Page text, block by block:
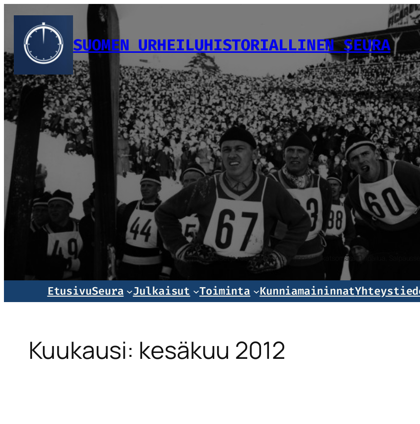
sisältöön
SUOMEN URHEILUHISTORIALLINEN SEURA
Norjalaiset ja ruotsalaiset mäkihyppääjät katsomassa kilpailua,
EtusivuSeura Julkaisut Toiminta Kunniamaininnat
Kuukausi: kesäkuu 2012